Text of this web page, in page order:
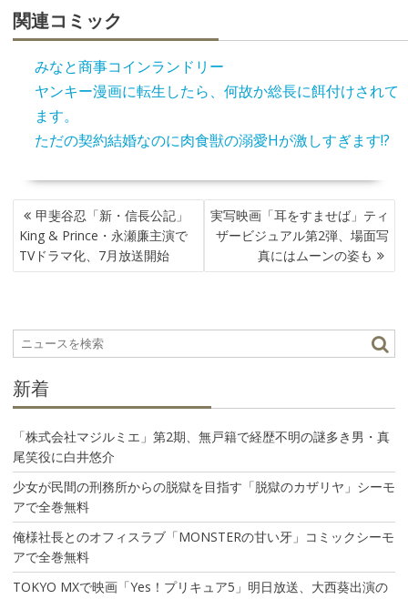
関連コミック
みなと商事コインランドリー
ヤンキー漫画に転生したら、何故か総長に餌付けされて
ます。
ただの契約結婚なのに肉食獣の溺愛Hが激しすぎます!?
投
稿
ナ
ビ
シ
ョ
甲斐谷忍「新・信長公記」
King & Prince・永瀬廉主演で
TVドラマ化、7月放送開始
実写映画「耳をすませば」ティ
ザービジュアル第2弾、場面写
真にはムーンの姿も
新着
「株式会社マジルミエ」第2期、無戸籍で経歴不明の謎多き男・真
尾笑役に白井悠介
少女が民間の刑務所からの脱獄を目指す「脱獄のカザリヤ」シーモ
アで全巻無料
俺様社長とのオフィスラブ「MONSTERの甘い牙」コミックシーモ
アで全巻無料
TOKYO MXで映画「Yes！プリキュア5」明日放送、大西葵出演の